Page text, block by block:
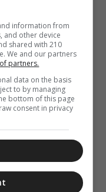
information from
and other device
shared with 210
We and our partners
partners.
data on the basis
to by managing
bottom of this page
consent in privacy